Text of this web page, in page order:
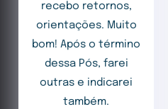
recebo retornos,
orientações. Muito
bom! Após o término
dessa Pós, farei
outras e indicarei
também.